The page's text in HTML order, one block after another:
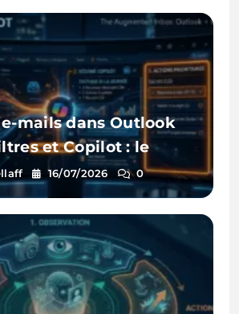
e-mails dans Outlook
et Copilot : le
16/07/2026 0